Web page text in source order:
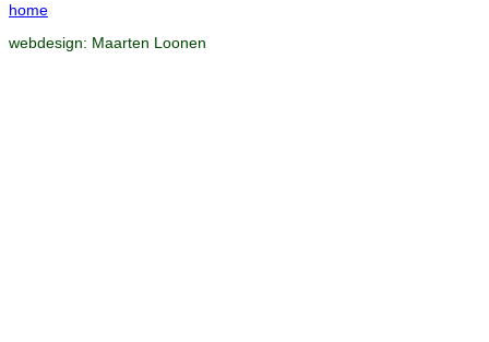
home
webdesign: Maarten Loonen